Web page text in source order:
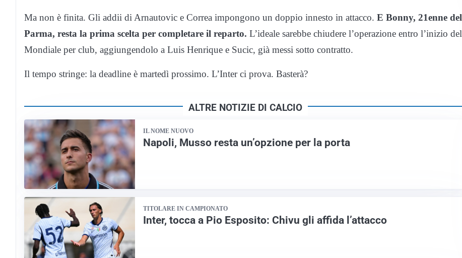
Ma non è finita. Gli addii di Arnautovic e Correa impongono un doppio innesto in attacco. E Bonny, 21enne del
Parma, resta la prima scelta per completare il reparto. L’ideale sarebbe chiudere l’operazione entro l’inizio del
Mondiale per club, aggiungendolo a Luis Henrique e Sucic, già messi sotto contratto.
Il tempo stringe: la deadline è martedì prossimo. L’Inter ci prova. Basterà?
ALTRE NOTIZIE DI CALCIO
IL NOME NUOVO
Napoli, Musso resta un’opzione per la porta
TITOLARE IN CAMPIONATO
Inter, tocca a Pio Esposito: Chivu gli affida l’attacco